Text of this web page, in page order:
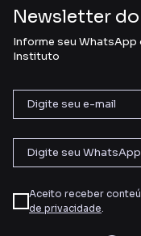
Newsletter
Informe seu WhatsApp
Instituto
Aceito receber
de privacidade.